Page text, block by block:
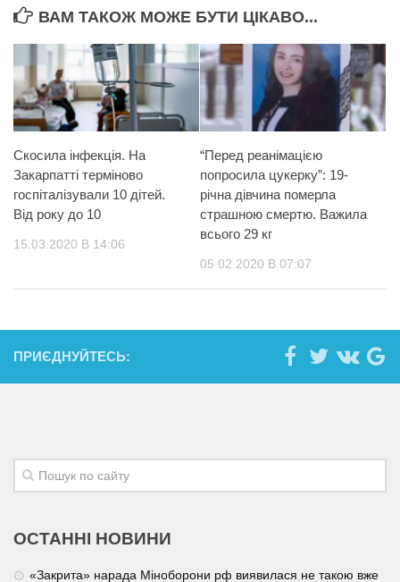
ВАМ ТАКОЖ МОЖЕ БУТИ ЦІКАВО...
Скосила інфекція. На
Закарпатті терміново
госпіталізували 10 дітей.
Від року до 10
15.03.2020 В 14:06
“Перед реанімацією
попросила цукерку”: 19-
річна дівчина померла
страшною смертю. Важила
всього 29 кг
05.02.2020 В 07:07
ПРИЄДНУЙТЕСЬ:
ОСТАННІ НОВИНИ
«Закрита» нарада Міноборони рф виявилася не такою вже